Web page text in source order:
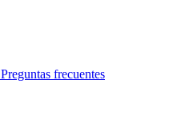
Preguntas frecuentes